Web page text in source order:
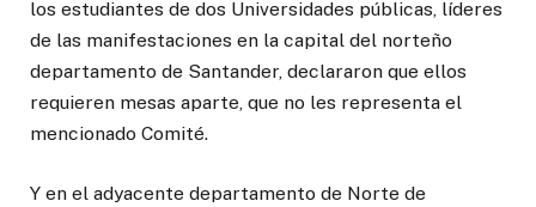
los estudiantes de dos Universidades públicas, líderes
de las manifestaciones en la capital del norteño
departamento de Santander, declararon que ellos
requieren mesas aparte, que no les representa el
mencionado Comité.
Y en el adyacente departamento de Norte de